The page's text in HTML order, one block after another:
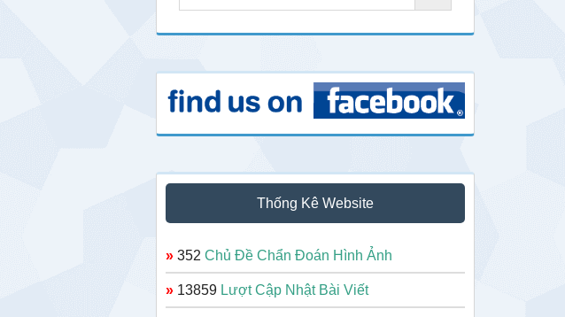
Thống Kê Website
» 352 Chủ Đề Chẩn Đoán Hình Ảnh
» 13859 Lượt Cập Nhật Bài Viết